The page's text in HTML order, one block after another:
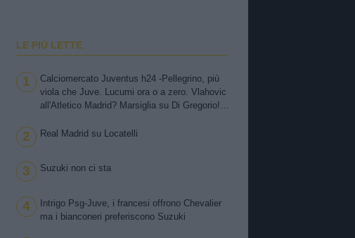
LE PIÙ LETTE
1
Calciomercato Juventus h24 -Pellegrino, più
viola che Juve. Lucumi ora o a zero. Vlahovic
all'Atletico Madrid? Marsiglia su Di Gregorio!
portiere. Avanza Trubin
2 Real Madrid su Locatelli
3 Suzuki non ci sta
4
Intrigo Psg-Juve, i francesi offrono Chevalier
ma i bianconeri preferiscono Suzuki